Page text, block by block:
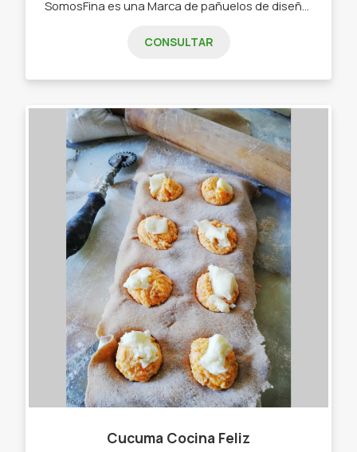
CONSULTAR
Cucuma Cocina Feliz